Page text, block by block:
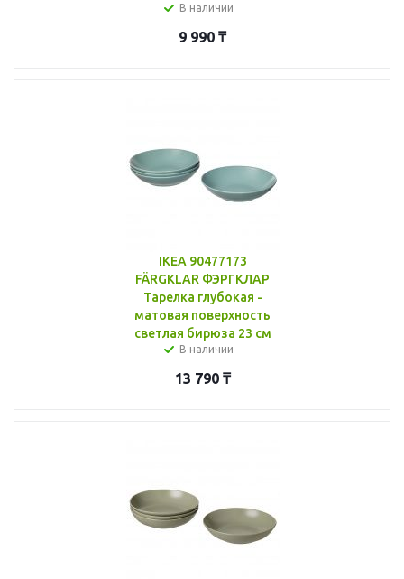
В наличии
9 990 ₸
IKEA 90477173
FÄRGKLAR ФЭРГКЛАР
Тарелка глубокая -
матовая поверхность
светлая бирюза 23 см
В наличии
13 790₸